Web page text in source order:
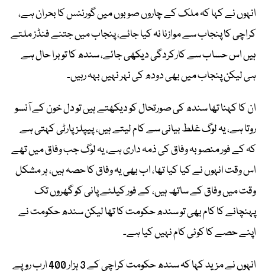
انہوں نے کہا کہ ملک کے چاروں صوبوں میں گورننس کا بحران ہے،
کراچی کا پنجاب سے موازنا نہ کیا جائے، پنجاب میں جتنے فنڈز ملتے
ہیں اس حساب سے کارکردگی دیکھی جائے، سندھ کا تو برا حال ہے
ہی لیکن پنجاب میں بھی دودھ کی نہر نہیں بہہ رہیں۔
ان کا کہنا تھا سندھ کی صورتحال کو دیکھتے ہیں تو دل خون کے آنسو
روتا ہے، یہ لوگ غلط بیانی سے کام لیتے ہیں، پیپلزپارٹی کہتی ہے
کہ کے فور منصوبہ وفاق کی ذمہ داری ہے، یہ لوگ جب وفاق میں تھے
اس وقت انہوں نے کیا کیا تھا، اب بھی یہ وفاق کا حصہ ہیں، ہر مشکل
وقت میں وفاق کے ساتھ ہیں، کے فور کیلئے پانی کو گھروں تک
پہنچانے کا کام بھی تو سندھ حکومت کا تھا لیکن سندھ حکومت نے
اپنے حصے کا کوئی کام نہیں کیا ہے۔
انہوں نے مزید کہا کہ سندھ حکومت کراچی کے 3 ہزار 400 ارب روپے